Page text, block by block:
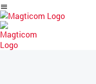
არტიკლზე
გადასვლა